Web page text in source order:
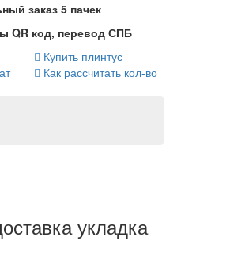
заказ 5 пачек
QR код, перевод СПБ
Купить плинтус
Как рассчитать кол-во
укладка